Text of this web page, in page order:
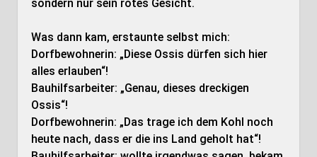
sondern nur sein rotes Gesicht.
Was dann kam, erstaunte selbst mich:
Dorfbewohnerin: „Diese Ossis dürfen sich hier
alles erlauben“!
Bauhilfsarbeiter: „Genau, dieses dreckigen
Ossis“!
Dorfbewohnerin: „Das trage ich dem Kohl noch
heute nach, dass er die ins Land geholt hat“!